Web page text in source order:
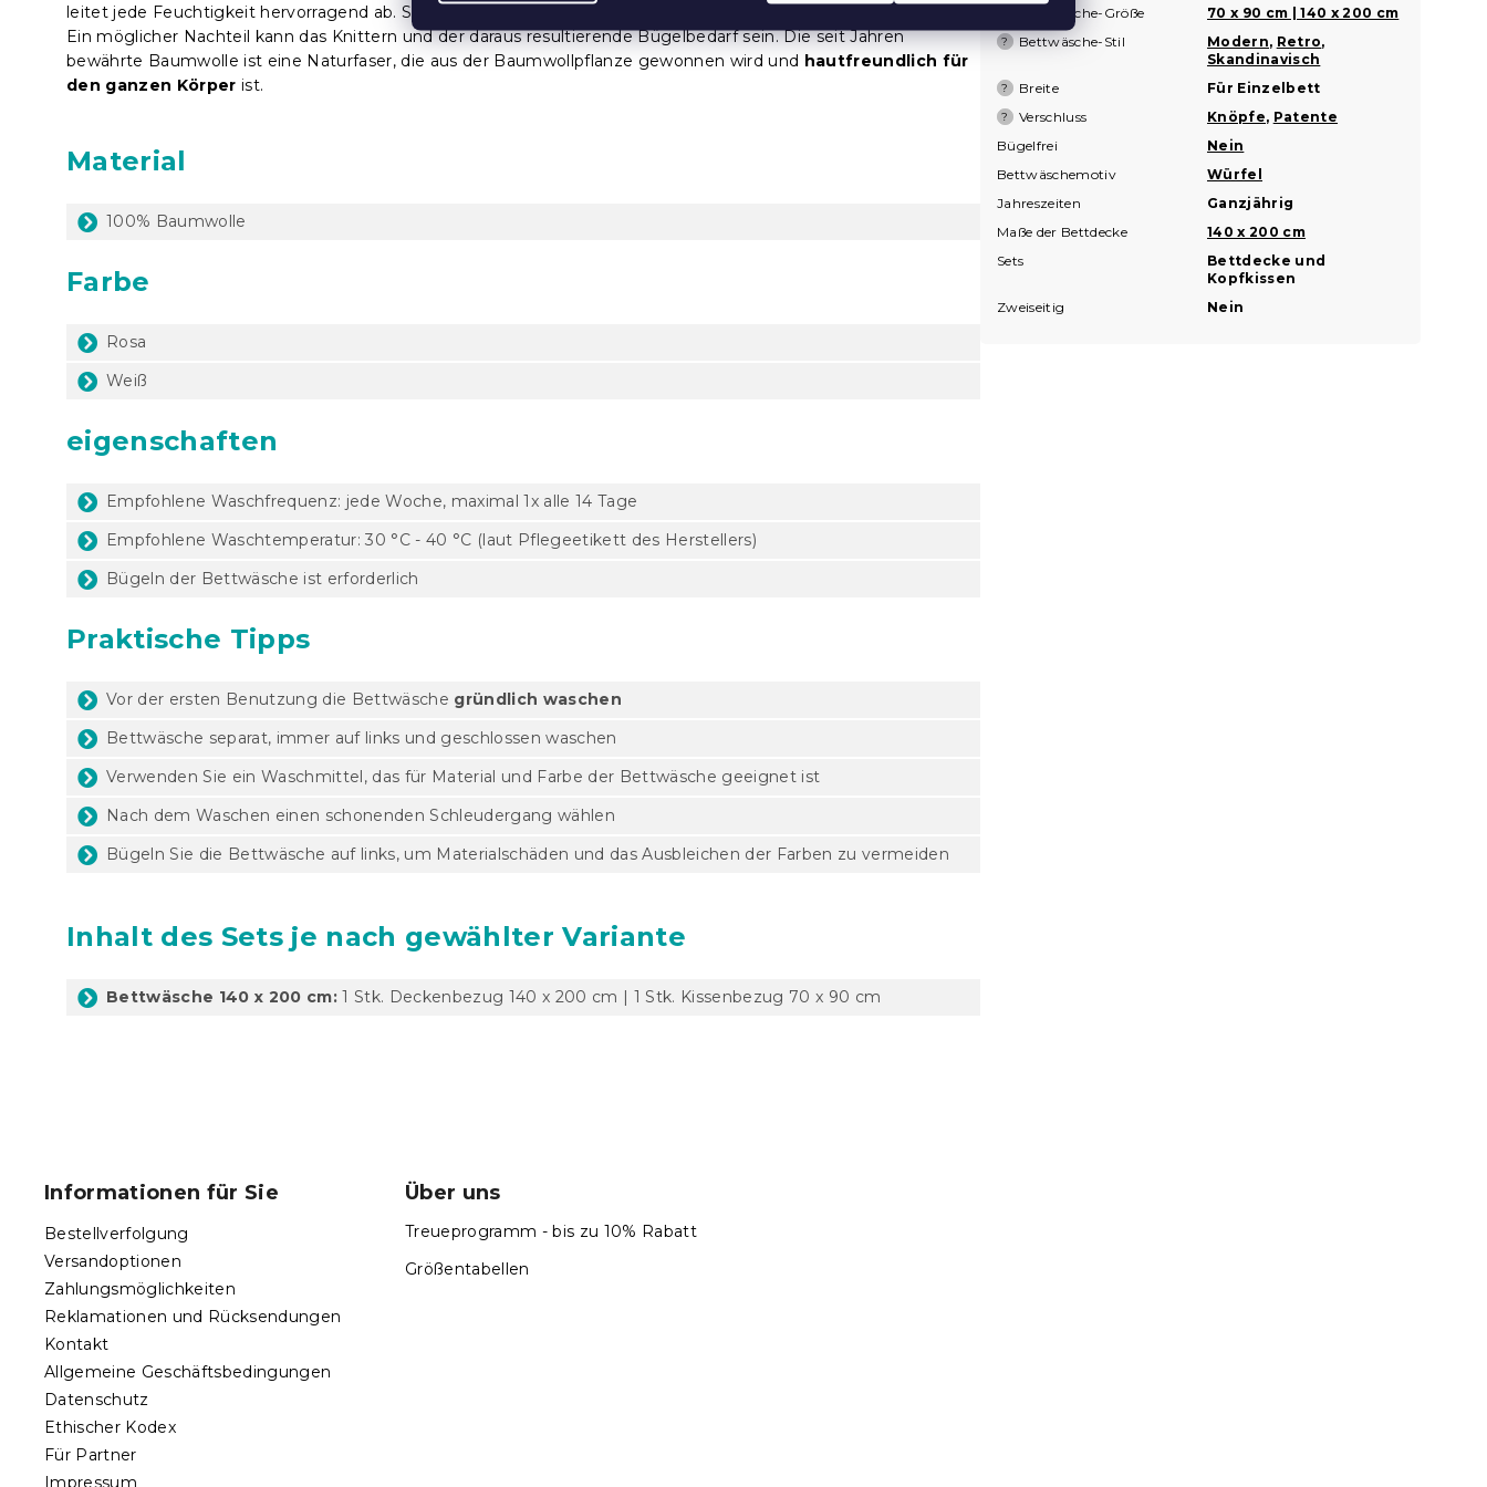
leitet jede Feuchtigkeit hervorragend ab. Sie ist somit auch für Personen geeignet, die nachts stärker schwitzen.
Ein möglicher Nachteil kann das Knittern und der daraus resultierende Bügelbedarf sein. Die seit Jahren
bewährte Baumwolle ist eine Naturfaser, die aus der Baumwollpflanze gewonnen wird und hautfreundlich für
den ganzen Körper ist.
Material
100% Baumwolle
Farbe
Rosa
Weiß
eigenschaften
Empfohlene Waschfrequenz: jede Woche, maximal 1x alle 14 Tage
Empfohlene Waschtemperatur: 30 °C - 40 °C (laut Pflegeetikett des Herstellers)
Bügeln der Bettwäsche ist erforderlich
Praktische Tipps
Vor der ersten Benutzung die Bettwäsche gründlich waschen
Bettwäsche separat, immer auf links und geschlossen waschen
Verwenden Sie ein Waschmittel, das für Material und Farbe der Bettwäsche geeignet ist
Nach dem Waschen einen schonenden Schleudergang wählen
Bügeln Sie die Bettwäsche auf links, um Materialschäden und das Ausbleichen der Farben zu vermeiden
Inhalt des Sets je nach gewählter Variante
Bettwäsche 140 x 200 cm: 1 Stk. Deckenbezug 140 x 200 cm | 1 Stk. Kissenbezug 70 x 90 cm
Bettwäsche-Größe 70 x 90 cm | 140 x 200 cm
? Bettwäsche-Stil Modern, Retro,
Skandinavisch
? Breite Für Einzelbett
? Verschluss Knöpfe, Patente
Bügelfrei
Nein
Bettwäschemotiv
Würfel
Jahreszeiten
Ganzjährig
Maße der Bettdecke
140 x 200 cm
Sets
Bettdecke und
Kopfkissen
Zweiseitig
Nein
Informationen für Sie
Bestellverfolgung
Versandoptionen
Zahlungsmöglichkeiten
Reklamationen und Rücksendungen
Kontakt
Allgemeine Geschäftsbedingungen
Datenschutz
Ethischer Kodex
Für Partner
Impressum
Über uns
Treueprogramm - bis zu 10% Rabatt
Größentabellen